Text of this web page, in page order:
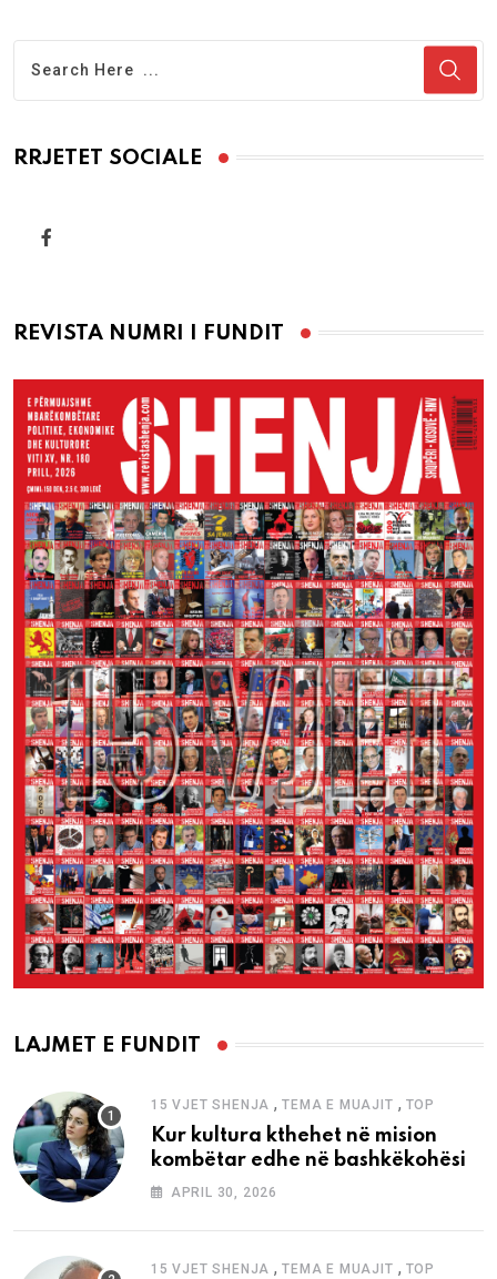
RRJETET SOCIALE
REVISTA NUMRI I FUNDIT
LAJMET E FUNDIT
15 VJET SHENJA ,TEMA E MUAJIT , TOP
Kur kultura kthehet në mision
kombëtar edhe në bashkëkohësi
APRIL 30, 2026
15 VJET SHENJA ,TEMA E MUAJIT , TOP